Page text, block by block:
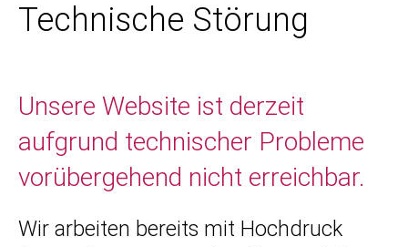
Technische Störung
Unsere Website ist derzeit
aufgrund technischer Probleme
vorübergehend nicht erreichbar.
Wir arbeiten bereits mit Hochdruck